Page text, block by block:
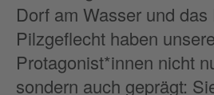
Dorf am Wasser und das
Pilzgeflecht haben unsere
Protagonist*innen nicht
sondern auch geprägt: